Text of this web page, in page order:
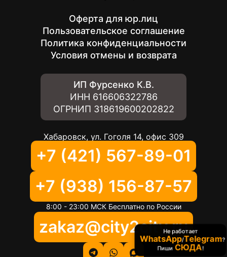
Оферта для юр.лиц
Пользовательское соглашение
Политика конфиденциальности
Условия отмены и возврата
ИП Фурсенко К.В.
ИНН 616606322786
ОГРНИП 318619600202822
Хабаровск, ул. Гоголя 14, офис 309
+7 (421) 567-89-01
+7 (938) 156-87-57
8:00 - 23:00 МСК Бесплатно по России
zakaz@city2city.ru
Не работает
WhatsApp/Telegram?
Пиши СЮДА!